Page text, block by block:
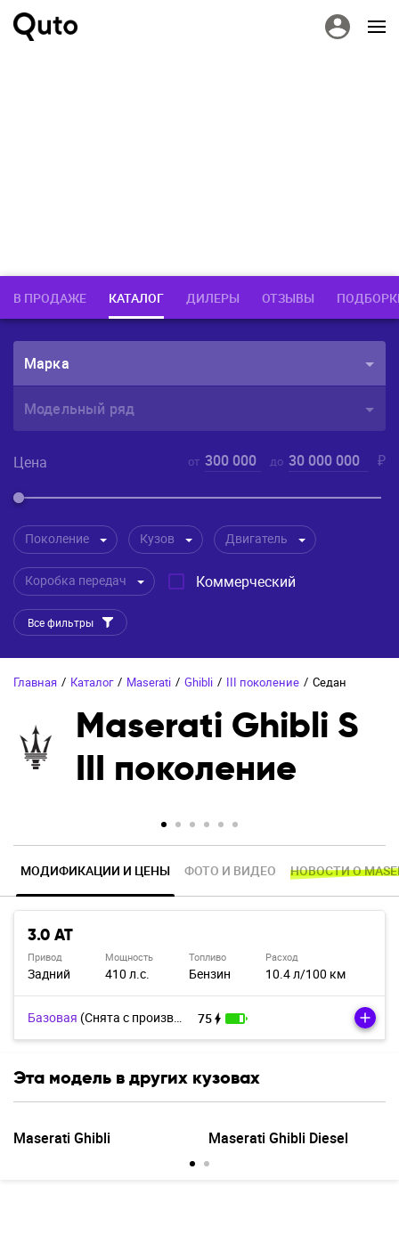
В ПРОДАЖЕ КАТАЛОГ ДИЛЕРЫ ОТЗЫВЫ
Марка
Модельный ряд
Цена от 300 000 до 30 000 000 ₽
Поколение Кузов Двигатель
Коробка передач Коммерческий
Все фильтры
Главная / Каталог / Maserati / Ghibli / III поколение / Седан
Maserati Ghibli S
III поколение
МОДИФИКАЦИИ И ЦЕНЫ ФОТО И ВИДЕО НОВОСТИ О
3.0 AT
Привод
Задний
Мощность
410 л.с.
Топливо
Бензин
Расход
10.4 л/100 км
Базовая (Cнята с производства) 75
Эта модель в других кузовах
Maserati Ghibli Maserati Ghibli Diesel